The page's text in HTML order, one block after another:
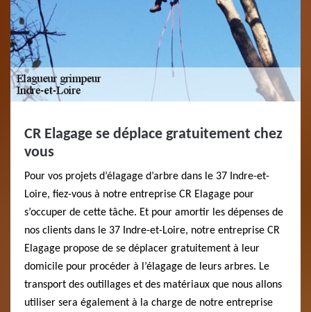
CR Elagage se déplace gratuitement chez
vous
Pour vos projets d’élagage d’arbre dans le 37 Indre-et-
Loire, fiez-vous à notre entreprise CR Elagage pour
s’occuper de cette tâche. Et pour amortir les dépenses de
nos clients dans le 37 Indre-et-Loire, notre entreprise CR
Elagage propose de se déplacer gratuitement à leur
domicile pour procéder à l’élagage de leurs arbres. Le
transport des outillages et des matériaux que nous allons
utiliser sera également à la charge de notre entreprise